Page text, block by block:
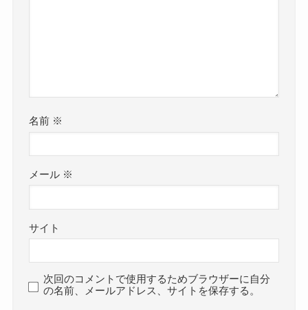
名前 ※
メール ※
サイト
次回のコメントで使用するためブラウザーに自分
の名前、メールアドレス、サイトを保存する。